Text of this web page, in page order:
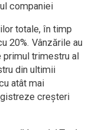
companiei
totale, în timp
20%. Vânzările au
trimestru al
din ultimii
atât mai
creșteri